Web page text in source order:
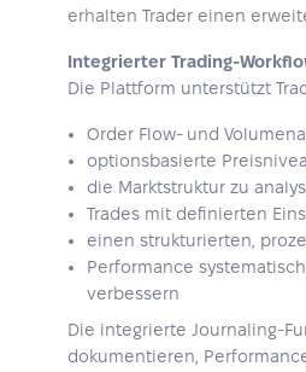
erhalten Trader einen
Integrierter Trading-
Die Plattform unterstützt
Order Flow- und
optionsbasierte
die Marktstruktur zu
Trades mit definierten
einen strukturierten,
Performance
verbessern
Die integrierte Journaling-
dokumentieren,